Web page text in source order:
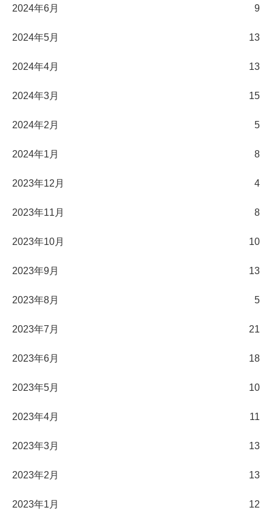
2024年6月 9
2024年5月 13
2024年4月 13
2024年3月 15
2024年2月 5
2024年1月 8
2023年12月 4
2023年11月 8
2023年10月 10
2023年9月 13
2023年8月 5
2023年7月 21
2023年6月 18
2023年5月 10
2023年4月 11
2023年3月 13
2023年2月 13
2023年1月 12